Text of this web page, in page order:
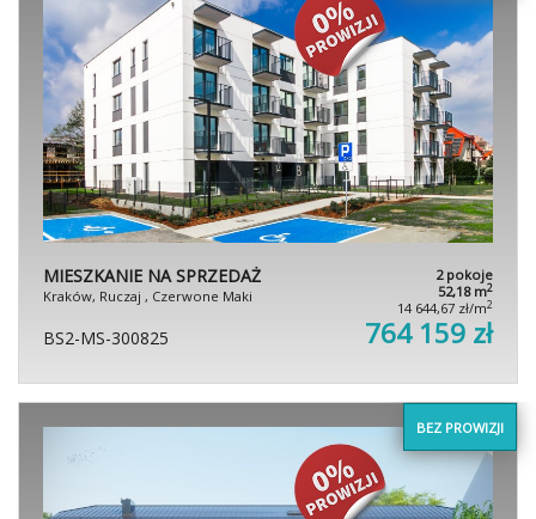
MIESZKANIE NA SPRZEDAŻ
Kraków, Ruczaj , Czerwone Maki
2 pokoje
52,18 m2
14 644,67 zł/m2
BS2-MS-300825 764 159 zł
BEZ PROWIZJI